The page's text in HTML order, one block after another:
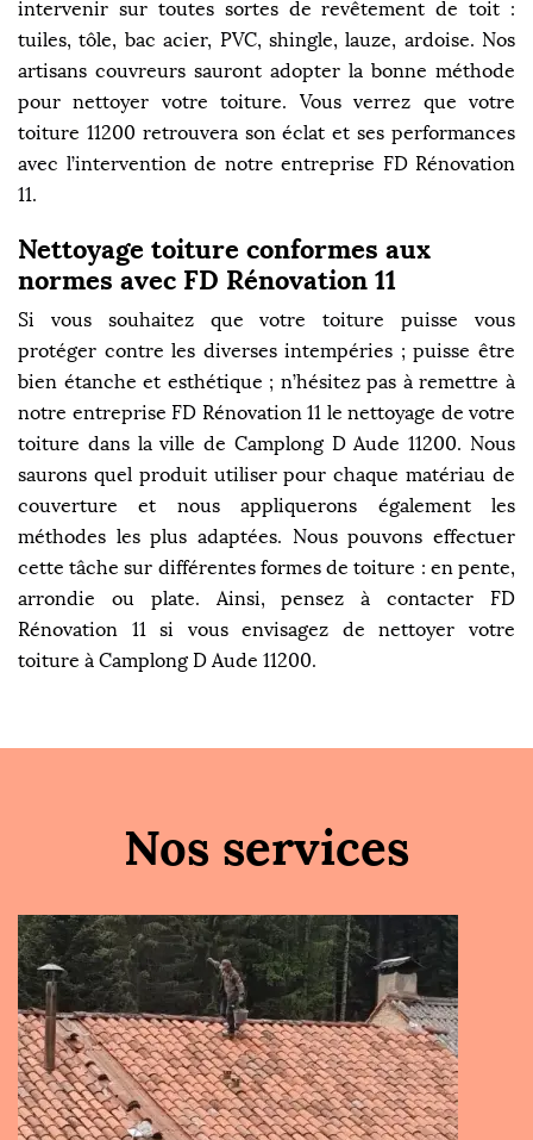
intervenir sur toutes sortes de revêtement de toit :
tuiles, tôle, bac acier, PVC, shingle, lauze, ardoise. Nos
artisans couvreurs sauront adopter la bonne méthode
pour nettoyer votre toiture. Vous verrez que votre
toiture 11200 retrouvera son éclat et ses performances
avec l’intervention de notre entreprise FD Rénovation
11.
Nettoyage toiture conformes aux
normes avec FD Rénovation 11
Si vous souhaitez que votre toiture puisse vous
protéger contre les diverses intempéries ; puisse être
bien étanche et esthétique ; n’hésitez pas à remettre à
notre entreprise FD Rénovation 11 le nettoyage de votre
toiture dans la ville de Camplong D Aude 11200. Nous
saurons quel produit utiliser pour chaque matériau de
couverture et nous appliquerons également les
méthodes les plus adaptées. Nous pouvons effectuer
cette tâche sur différentes formes de toiture : en pente,
arrondie ou plate. Ainsi, pensez à contacter FD
Rénovation 11 si vous envisagez de nettoyer votre
toiture à Camplong D Aude 11200.
Nos services